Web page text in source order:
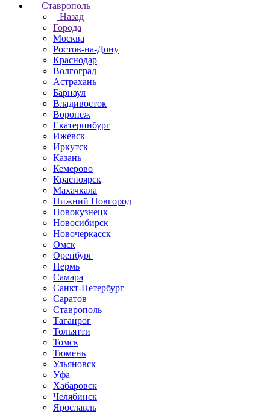
Ставрополь
Назад
Города
Москва
Ростов-на-Дону
Краснодар
Волгоград
Астрахань
Барнаул
Владивосток
Воронеж
Екатеринбург
Ижевск
Иркутск
Казань
Кемерово
Красноярск
Махачкала
Нижний Новгород
Новокузнецк
Новосибирск
Новочеркаcск
Омск
Оренбург
Пермь
Самара
Санкт-Петербург
Саратов
Ставрополь
Таганрог
Тольятти
Томск
Тюмень
Ульяновск
Уфа
Хабаровск
Челябинск
Ярославль